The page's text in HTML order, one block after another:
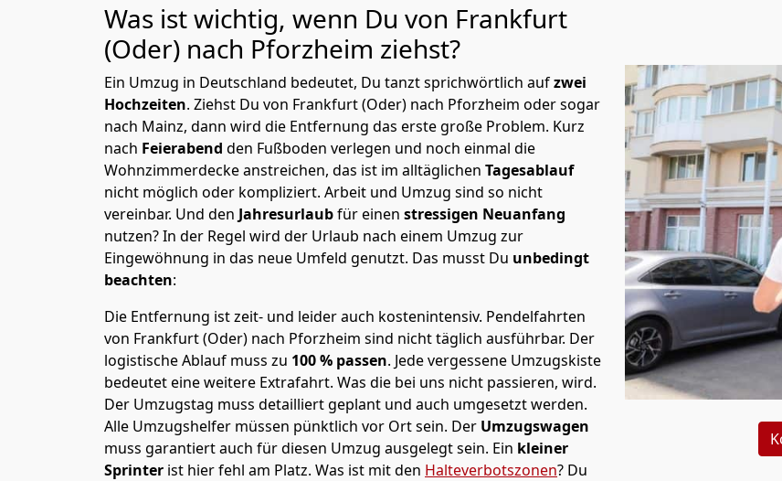
Was ist wichtig, wenn Du von Frankfurt
(Oder) nach Pforzheim ziehst?
Ein Umzug in Deutschland bedeutet, Du tanzt sprichwörtlich aufzwei
Hochzeiten. Ziehst Du von Frankfurt (Oder) nach Pforzheim oder sogar
nach Mainz, dann wird die Entfernung das erste große Problem. Kurz
nach Feierabend den Fußboden verlegen und noch einmal die
Wohnzimmerdecke anstreichen, das ist im alltäglichen Tagesablauf
nicht möglich oder kompliziert. Arbeit und Umzug sind so nicht
vereinbar. Und den Jahresurlaubfür einen stressigen Neuanfang
nutzen? In der Regel wird der Urlaub nach einem Umzug zur
Eingewöhnung in das neue Umfeld genutzt. Das musst Du unbedingt
beachten:
Die Entfernung ist zeit- und leider auch kostenintensiv. Pendelfahrten
von Frankfurt (Oder) nach Pforzheim sind nicht täglich ausführbar. Der
logistische Ablauf muss zu 100 % passen. Jede vergessene Umzugskiste
bedeutet eine weitere Extrafahrt. Was die bei uns nicht passieren, wird.
Der Umzugstag muss detailliert geplant und auch umgesetzt werden.
Alle Umzugshelfer müssen pünktlich vor Ort sein. Der Umzugswagen
muss garantiert auch für diesen Umzug ausgelegt sein. Ein kleiner
Sprinter ist hier fehl am Platz. Was ist mit den Halteverbotszonen? Du